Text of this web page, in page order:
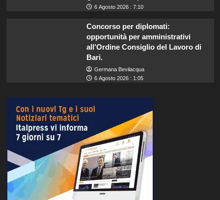
6 Agosto 2026 : 7:10
Concorso per diplomati:
opportunità per amministrativi
all’Ordine Consiglio del Lavoro di
Bari.
Germana Bevilacqua
6 Agosto 2026 : 1:05